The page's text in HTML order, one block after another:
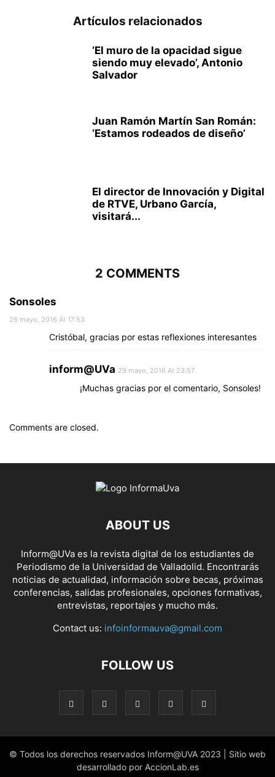
Artículos relacionados
‘El muro de la opacidad sigue
siendo muy elevado’, Antonio
Salvador
Juan Ramón Martín San Román:
‘Estamos rodeados de diseño’
El director de Innovación y Digital
de RTVE, Urbano García,
visitará...
2 COMMENTS
Sonsoles
26 mayo, 2016 At 17:53
Cristóbal, gracias por estas reflexiones interesantes
inform@UVa 29 mayo, 2016 At 23:57
¡Muchas gracias por el comentario, Sonsoles!
Comments are closed.
ABOUT US
Inform@UVa es la revista digital de los estudiantes de
Periodismo de la Universidad de Valladolid. Encontrarás
noticias de actualidad, información sobre becas, próximas
conferencias, salidas profesionales, opciones formativas,
entrevistas, reportajes y mucho más.
Contact us: infoinformauva@gmail.com
FOLLOW US
© Todos los derechos reservados Inform@UVA 2023 | Sitio web
desarrollado por AccionLab.es